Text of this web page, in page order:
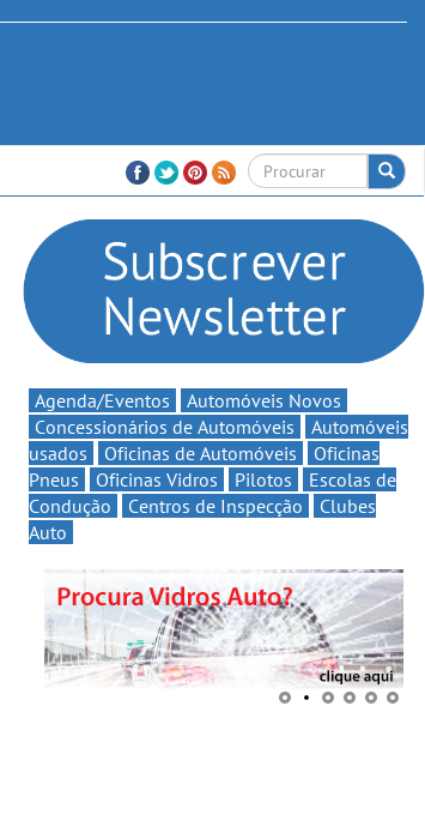
Agenda/Eventos
Automóveis Novos
Concessionários de Automóveis
Automóveis
usados
Oficinas de Automóveis
Oficinas
Pneus
Oficinas Vidros Pilotos
Escolas de
Condução
Centros de Inspecção
Clubes
Auto